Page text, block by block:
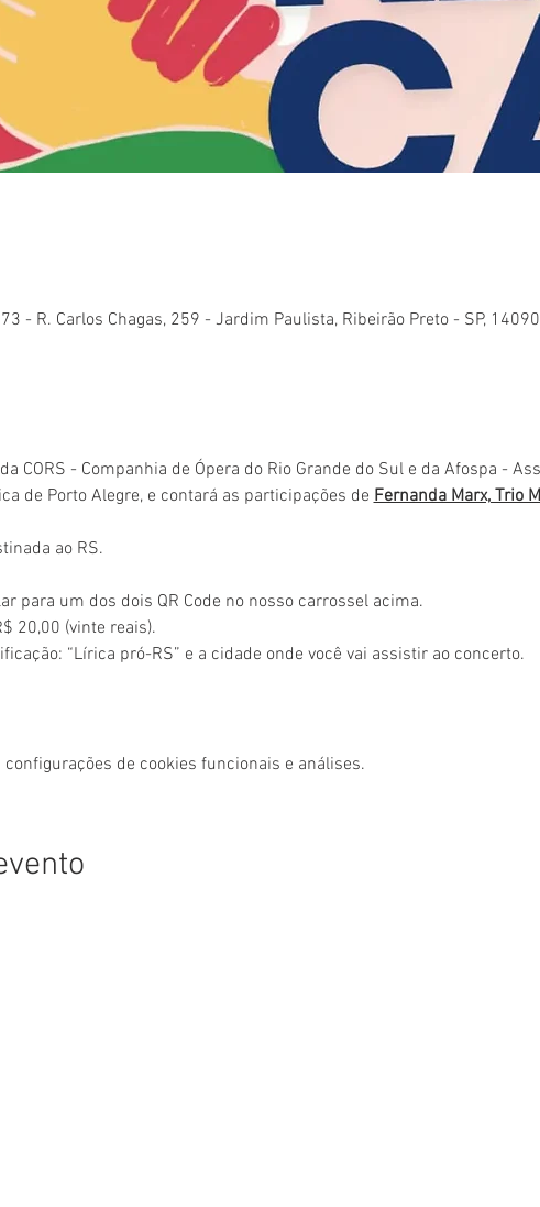
- R. Carlos Chagas, 259 - Jardim Paulista, Ribeirão Preto - SP,
CORS - Companhia de Ópera do Rio Grande do Sul e da Afospa -
de Porto Alegre, e contará as participações de Fernanda Marx, Trio
ao RS.
para um dos dois QR Code no nosso carrossel acima.
20,00 (vinte reais).
“Lírica pró-RS” e a cidade onde você vai assistir ao concerto.
de cookies funcionais e análises.